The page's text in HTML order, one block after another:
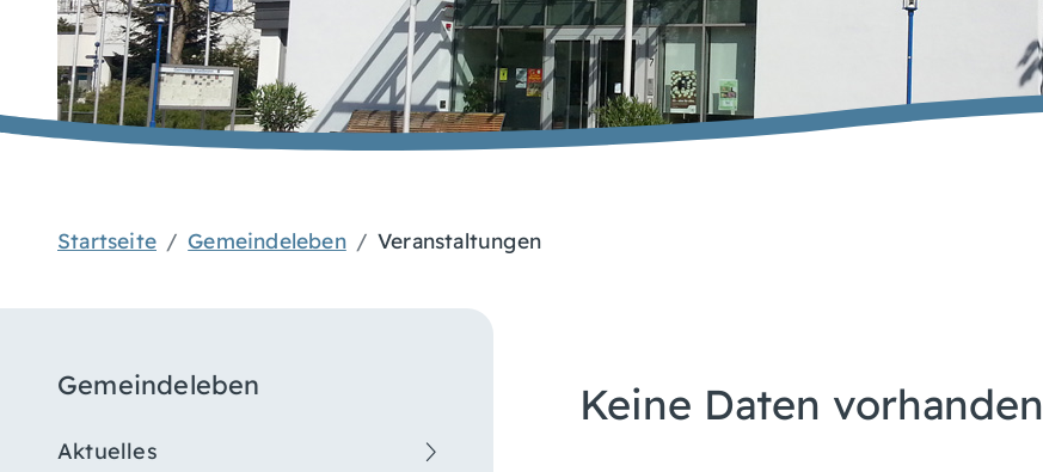
Startseite Gemeindeleben Veranstaltungen
Gemeindeleben
Aktuelles
Keine Daten vorhanden